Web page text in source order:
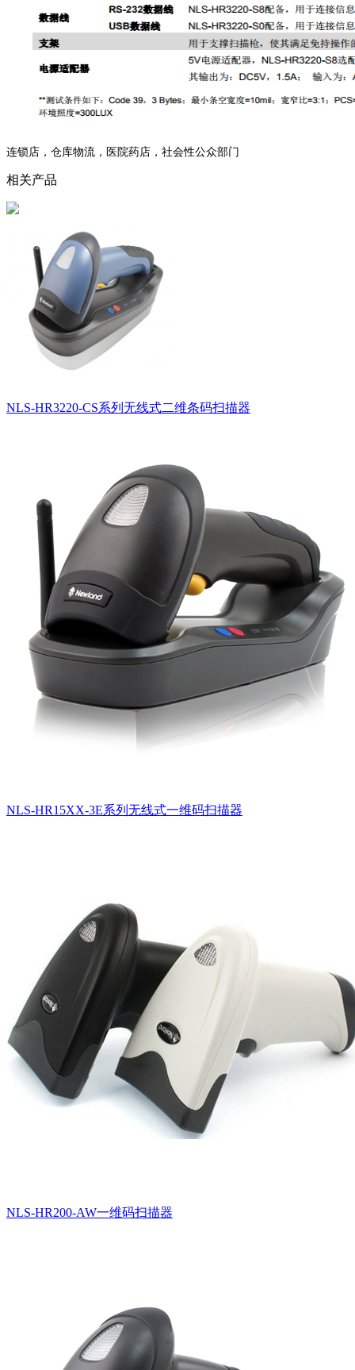
连锁店，仓库物流，医院药店，社会性公众部门
相关产品
NLS-HR3220-CS系列无线式二维条码扫描器
NLS-HR15XX-3E系列无线式一维码扫描器
NLS-HR200-AW一维码扫描器